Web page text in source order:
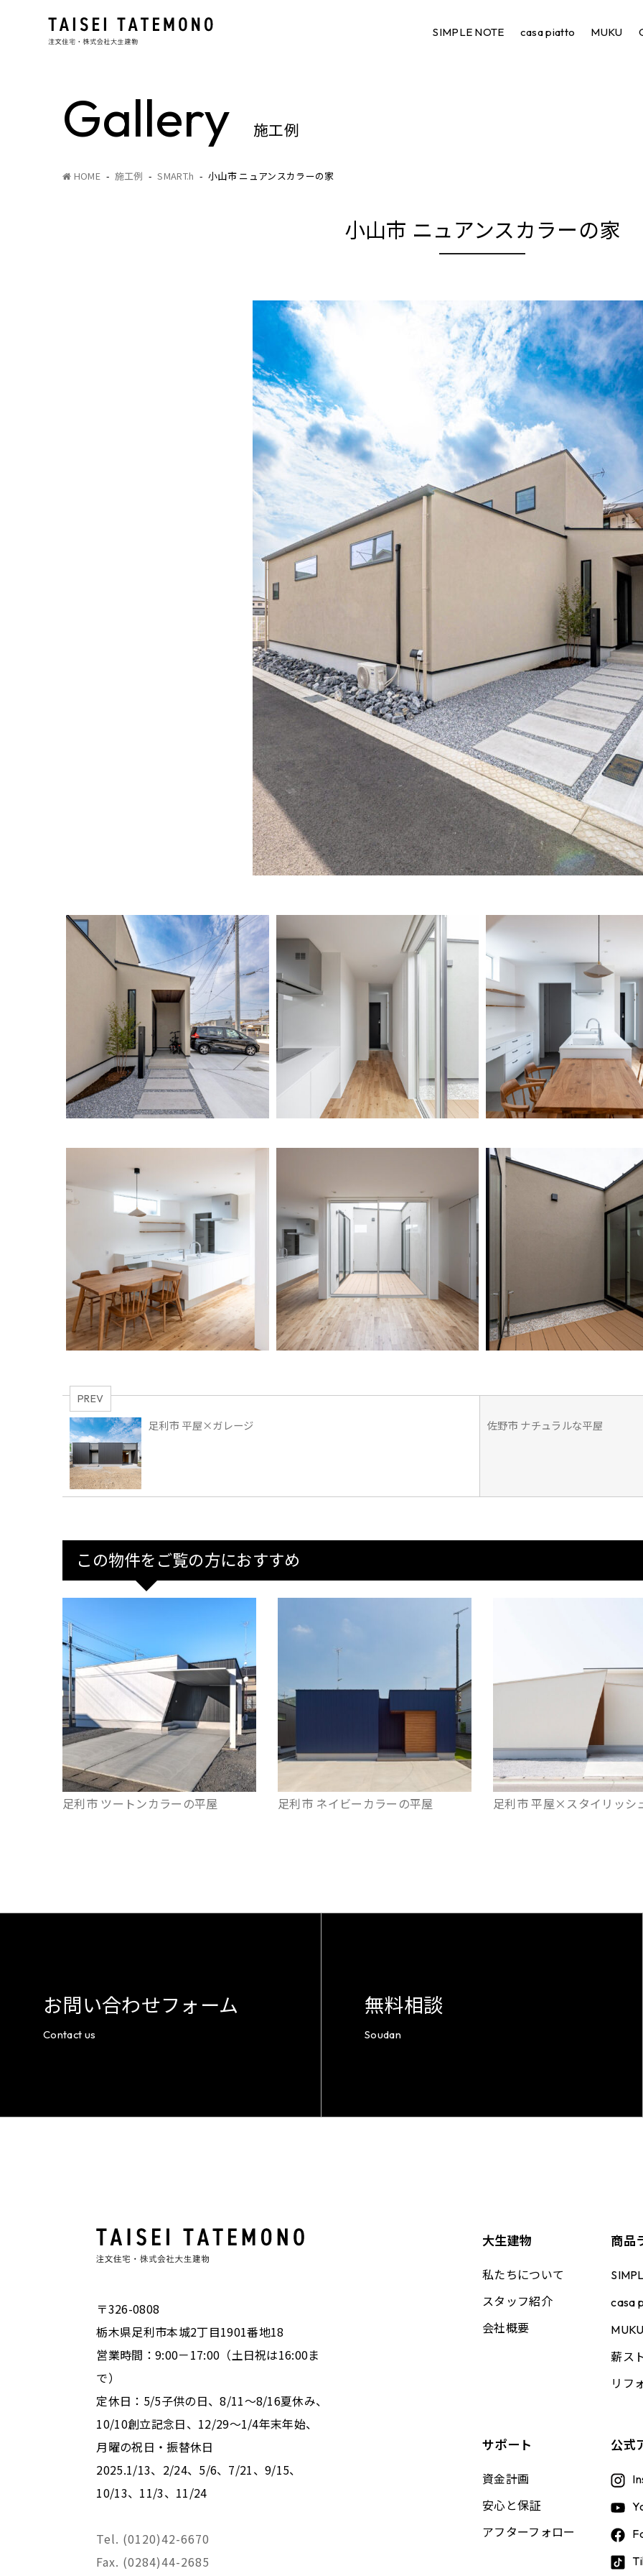
SIMPLE NOTE casa piatto MUKU
Gallery 施工例
HOME 施工例 SMART.h 小山市 ニュアンスカラーの家
小山市 ニュアンスカラーの家
PREV
足利市 平屋×ガレージ 佐野市 ナチュラルな平屋
この物件をご覧の方におすすめ
足利市 ツートンカラーの平屋 足利市 ネイビーカラーの平屋 足利市 平屋×スタイリッシ
お問い合わせフォーム
Contact us
無料相談
Soudan
〒326-0808
栃木県足利市本城2丁目1901番地18
営業時間：9:00－17:00（土日祝は16:00ま
で）
定休日：5/5子供の日、8/11～8/16夏休み、
10/10創立記念日、12/29～1/4年末年始、
月曜の祝日・振替休日
2025.1/13、2/24、5/6、7/21、9/15、
10/13、11/3、11/24
Tel. (0120)42-6670
Fax. (0284)44-2685
大生建物
私たちについて
スタッフ紹介
会社概要
商品
casa
薪ス
リフ
サポート
資金計画
安心と保証
アフターフォロー
公式